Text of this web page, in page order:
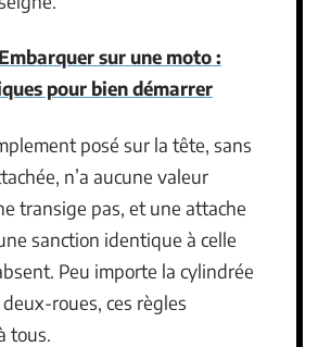
Embarquer sur une moto :
pour bien démarrer
posé sur la tête, sans
n’a aucune valeur
transige pas, et une attache
sanction identique à celle
Peu importe la cylindrée
roues, ces règles
tous.